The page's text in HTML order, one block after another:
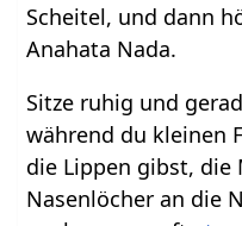
Scheitel, und dann
Anahata Nada.
Sitze ruhig und
während du kleinen
die Lippen gibst,
Nasenlöcher an die